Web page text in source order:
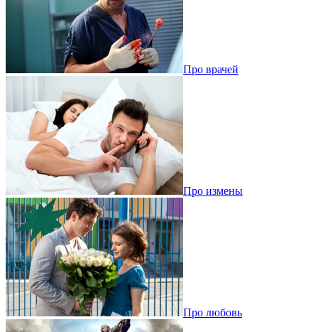
Про врачей
Про измены
Про любовь